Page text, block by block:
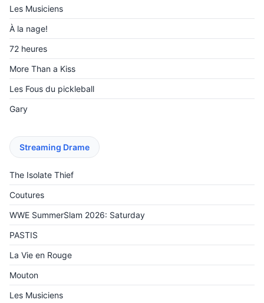
Les Musiciens
À la nage!
72 heures
More Than a Kiss
Les Fous du pickleball
Gary
Streaming Drame
The Isolate Thief
Coutures
WWE SummerSlam 2026: Saturday
PASTIS
La Vie en Rouge
Mouton
Les Musiciens